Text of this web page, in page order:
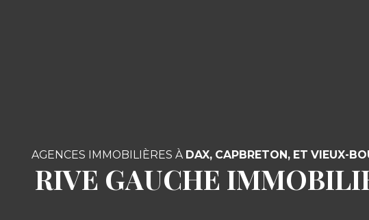
AGENCES IMMOBILIÈRES À DAX, CAPBRETON, ET VIEUX-
RIVE GAUCHE